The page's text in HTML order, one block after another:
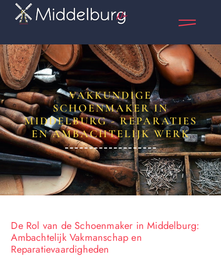
VAKKUNDIGE
SCHOENMAKER IN
MIDDELBURG - REPARATIES
EN AMBACHTELIJK WERK
De Rol van de Schoenmaker in Middelburg:
Ambachtelijk Vakmanschap en
Reparatievaardigheden